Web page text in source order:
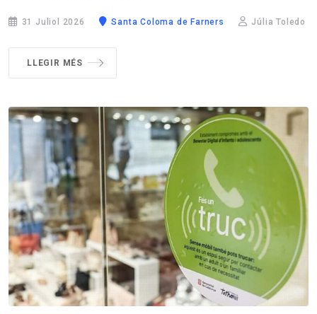
31 Juliol 2026 Santa Coloma de Farners Júlia Toledo
LLEGIR MÉS